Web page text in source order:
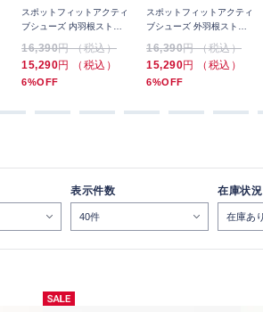
スポットフィットアクティ
ブシューズ 内羽根ストレ
16,390円 （税込）
15,290円 （税込）
6%OFF
スポットフィットアクティ
ブシューズ 外羽根ストレ
16,390円 （税込）
15,290円 （税込）
6%OFF
表示件数 在庫状況